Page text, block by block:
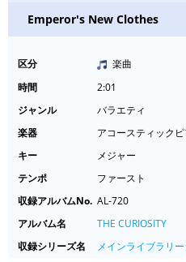
Emperor's New Clothes
区分
楽曲
時間
2:01
ジャンル
バラエティ
楽器
アコースティック
キー
メジャー
テンポ
ファースト
収録アルバムNo. AL-720
アルバム名
THE CURIOSITY
収録シリーズ名
メインライブラリー